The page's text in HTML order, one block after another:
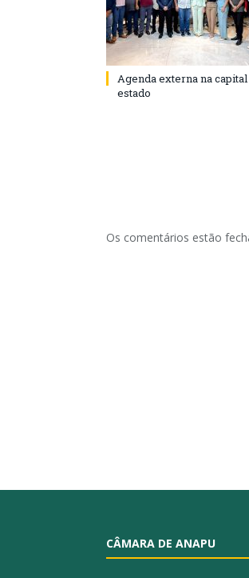
Agenda externa na capital
estado
Os comentários estão
CÂMARA DE ANAPU